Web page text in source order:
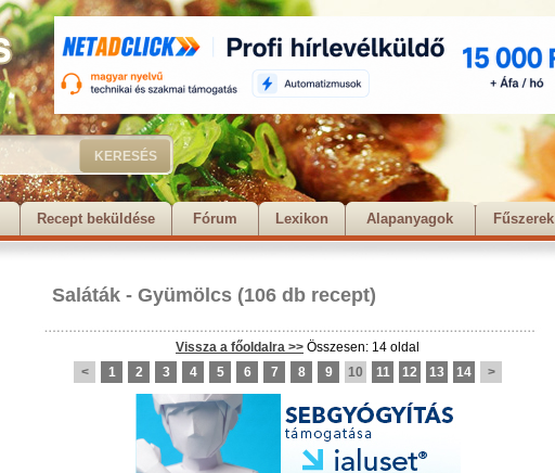
Recept beküldése Fórum Lexikon Alapanyagok Fűszerek
Saláták - Gyümölcs (106 db recept)
Vissza a főoldalra >> Összesen: 14 oldal
<
1 2 3 4 5 6 7 8 9 10 11 12 13 14 >